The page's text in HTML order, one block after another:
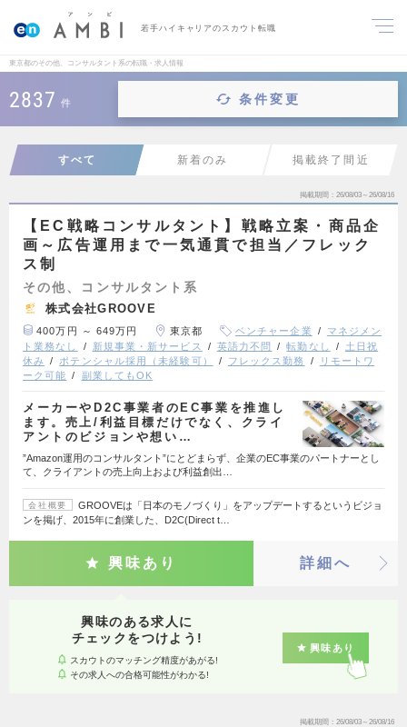
若手ハイキャリアのスカウト転職
東京都のその他、コンサルタント系の転職・求人情報
2837 件 条件変更
すべて 新着のみ 掲載終了間近
掲載期間 26/08/03～26/08/16
【EC戦略コンサルタント】戦略立案・商品企
画～広告運用まで一気通貫で担当／フレック
ス制
その他、コンサルタント系
株式会社GROOVE
400万円 ～ 649万円 東京都 ベンチャー企業
マネジメン
ト業務なし
新規事業・新サービス 英語力不問 転勤なし
土日祝
休み
ポテンシャル採用（未経験可） フレックス勤務
リモートワ
ーク可能
副業してもOK
メーカーやD2C事業者のEC事業を推進し
ます。売上/利益目標だけでなく、クライ
アントのビジョンや想い…
”Amazon運用のコンサルタント”にとどまらず、企業のEC事業のパートナーとし
て、クライアントの売上向上および利益創出…
会社概要
GROOVEは「日本のモノづくり」をアップデートするというビジョ
ンを掲げ、2015年に創業した、D2C(Direct t…
興味あり 詳細へ
興味のある求人に
チェックをつけよう!
スカウトのマッチング精度があがる!
その求人への合格可能性がわかる!
興味あり
掲載期間 26/08/03～26/08/16